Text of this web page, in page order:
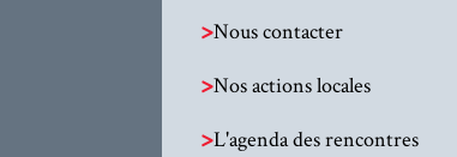
>Nous contacter
>Nos actions locales
>L'agenda des rencontres